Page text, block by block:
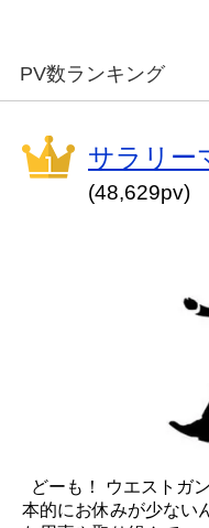
PV数ランキング
サラリー
(48,629pv)
どーも！ ウエストガ
本的にお休みが少ない